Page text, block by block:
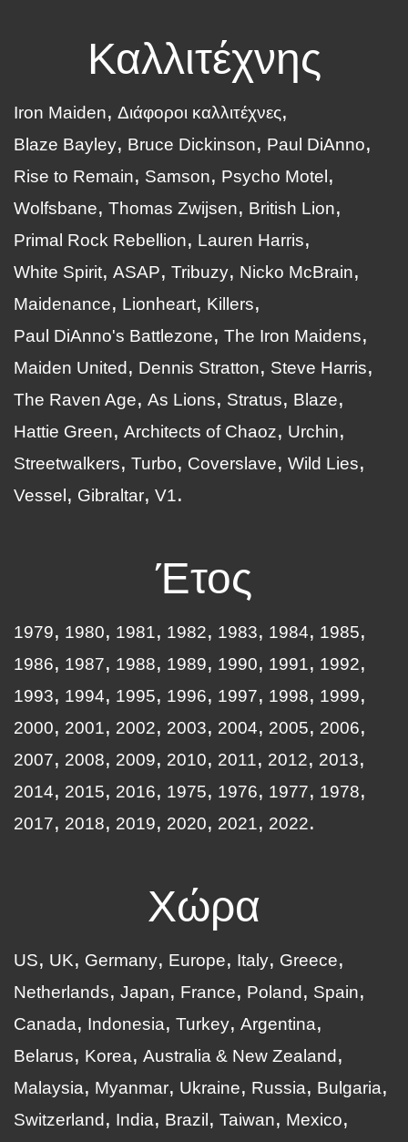
Καλλιτέχνης
Iron Maiden
Διάφοροι καλλιτέχνες
Blaze Bayley
Bruce Dickinson
Paul DiAnno
Rise to Remain
Samson
Psycho Motel
Wolfsbane
Thomas Zwijsen
British Lion
Primal Rock Rebellion
Lauren Harris
White Spirit ASAP Tribuzy
Nicko McBrain
Maidenance
Lionheart
Killers
Paul DiAnno's Battlezone
The Iron Maidens
Maiden United
Dennis Stratton
Steve Harris
The Raven Age
As Lions Stratus
Blaze
Hattie Green
Architects of Chaoz
Urchin
Streetwalkers
Turbo Coverslave
Wild Lies
Vessel
Gibraltar V1
Έτος
1979 1980 1981 1982 1983 1984
1985
1986
1987 1988 1989 1990 1991
1992
1993
1994 1995 1996 1997 1998
1999
2000
2001 2002 2003 2004 2005
2006
2007
2008 2009 2010 2011 2012
2013
2014
2015 2016 1975 1976 1977
1978
2017
2018 2019 2020 2021 2022
Χώρα
US UK Germany Europe Italy
Greece
Netherlands
Japan France Poland
Spain
Canada
Indonesia Turkey Argentina
Belarus
Korea
Australia & New Zealand
Malaysia
Myanmar Ukraine Russia
Bulgaria
Switzerland
India Brazil Taiwan Mexico